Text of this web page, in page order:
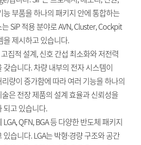
능 부품을 하나의 패키지 안에 통합하는
SiP 적용 분야로 AVN, Cluster, Cockpit
을 제시하고 있습니다.
집적 설계, 신호 간섭 최소화와 저전력
갖습니다. 차량 내부의 전자 시스템이
량이 증가함에 따라 여러 기능을 하나의
은 전장 제품의 설계 효율과 신뢰성을
되고 있습니다.
QFN, BGA 등 다양한 반도체 패키지
습니다. LGA는 박형·경량 구조와 공간